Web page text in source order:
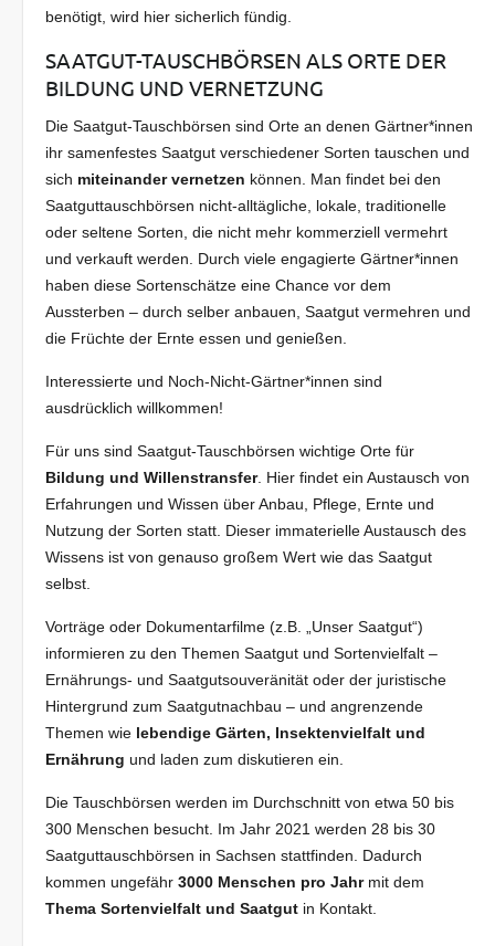
benötigt, wird hier sicherlich fündig.
SAATGUT-TAUSCHBÖRSEN ALS ORTE DER
BILDUNG UND VERNETZUNG
Die Saatgut-Tauschbörsen sind Orte an denen Gärtner*innen
ihr samenfestes Saatgut verschiedener Sorten tauschen und
sich miteinander vernetzen können. Man findet bei den
Saatguttauschbörsen nicht-alltägliche, lokale, traditionelle
oder seltene Sorten, die nicht mehr kommerziell vermehrt
und verkauft werden. Durch viele engagierte Gärtner*innen
haben diese Sortenschätze eine Chance vor dem
Aussterben – durch selber anbauen, Saatgut vermehren und
die Früchte der Ernte essen und genießen.
Interessierte und Noch-Nicht-Gärtner*innen sind
ausdrücklich willkommen!
Für uns sind Saatgut-Tauschbörsen wichtige Orte für
Bildung und Willenstransfer. Hier findet ein Austausch von
Erfahrungen und Wissen über Anbau, Pflege, Ernte und
Nutzung der Sorten statt. Dieser immaterielle Austausch des
Wissens ist von genauso großem Wert wie das Saatgut
selbst.
Vorträge oder Dokumentarfilme (z.B. „Unser Saatgut“)
informieren zu den Themen Saatgut und Sortenvielfalt –
Ernährungs- und Saatgutsouveränität oder der juristische
Hintergrund zum Saatgutnachbau – und angrenzende
Themen wie lebendige Gärten, Insektenvielfalt und
Ernährung und laden zum diskutieren ein.
Die Tauschbörsen werden im Durchschnitt von etwa 50 bis
300 Menschen besucht. Im Jahr 2021 werden 28 bis 30
Saatguttauschbörsen in Sachsen stattfinden. Dadurch
kommen ungefähr3000 Menschen pro Jahrmit dem
Thema Sortenvielfalt und Saatgut in Kontakt.